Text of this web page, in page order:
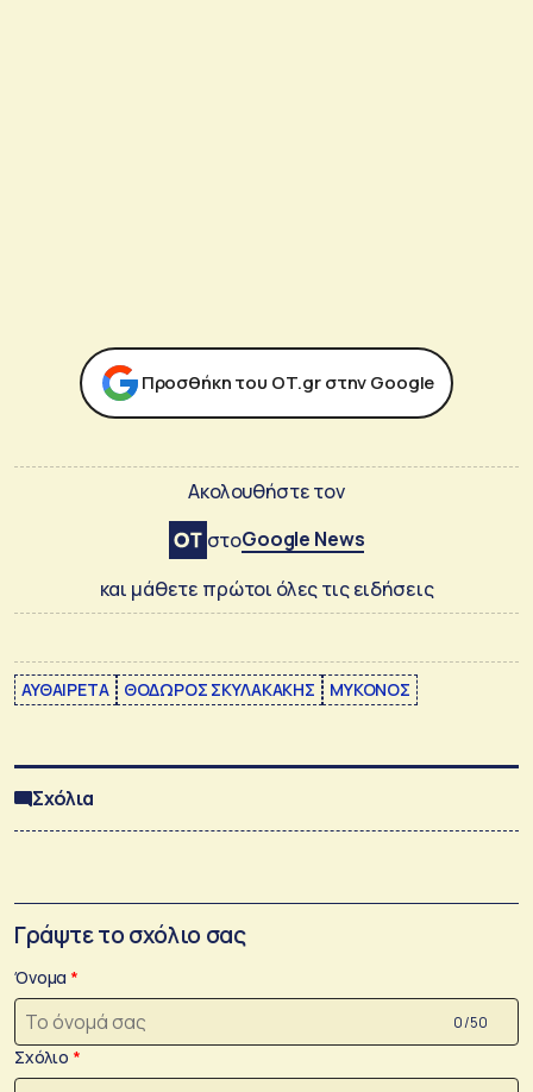
Προσθήκη του ΟΤ.gr στην Google
Ακολουθήστε τον
στοGoogle News
και μάθετε πρώτοι όλες τις ειδήσεις
ΑΥΘΑΙΡΕΤΑ ΘΟΔΩΡΟΣ ΣΚΥΛΑΚΑΚΗΣ ΜΥΚΟΝΟΣ
Σχόλια
Γράψτε το σχόλιο σας
Όνομα
0 /50
Σχόλιο